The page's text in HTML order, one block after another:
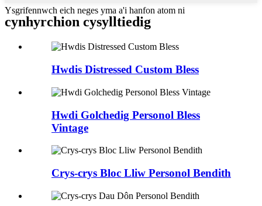
Ysgrifennwch eich neges yma a'i hanfon atom ni
cynhyrchion cysylltiedig
Hwdis Distressed Custom Bless
Hwdi Golchedig Personol Bless
Vintage
Crys-crys Bloc Lliw Personol Bendith